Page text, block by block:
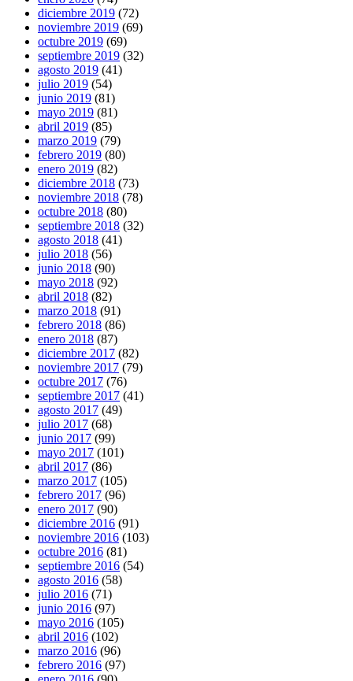
diciembre 2019 (72)
noviembre 2019 (69)
octubre 2019 (69)
septiembre 2019 (32)
agosto 2019 (41)
julio 2019 (54)
junio 2019 (81)
mayo 2019 (81)
abril 2019 (85)
marzo 2019 (79)
febrero 2019 (80)
enero 2019 (82)
diciembre 2018 (73)
noviembre 2018 (78)
octubre 2018 (80)
septiembre 2018 (32)
agosto 2018 (41)
julio 2018 (56)
junio 2018 (90)
mayo 2018 (92)
abril 2018 (82)
marzo 2018 (91)
febrero 2018 (86)
enero 2018 (87)
diciembre 2017 (82)
noviembre 2017 (79)
octubre 2017 (76)
septiembre 2017 (41)
agosto 2017 (49)
julio 2017 (68)
junio 2017 (99)
mayo 2017 (101)
abril 2017 (86)
marzo 2017 (105)
febrero 2017 (96)
enero 2017 (90)
diciembre 2016 (91)
noviembre 2016 (103)
octubre 2016 (81)
septiembre 2016 (54)
agosto 2016 (58)
julio 2016 (71)
junio 2016 (97)
mayo 2016 (105)
abril 2016 (102)
marzo 2016 (96)
febrero 2016 (97)